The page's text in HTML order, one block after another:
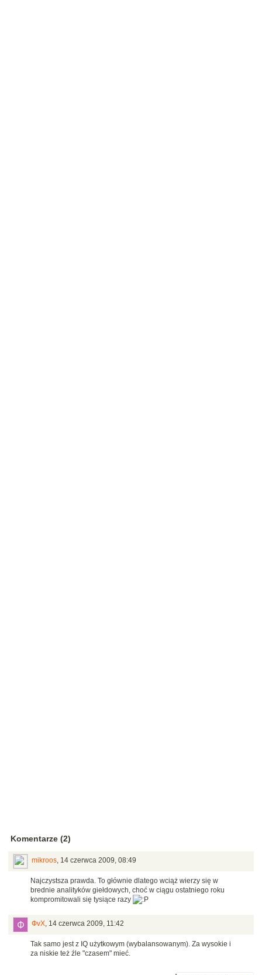
Komentarze (2)
mikroos, 14 czerwca 2009, 08:49
Najczystsza prawda. To głównie dlatego wciąż wierzy się w
brednie analityków giełdowych, choć w ciągu ostatniego roku
kompromitowali się tysiące razy
ФvХ, 14 czerwca 2009, 11:42
Tak samo jest z IQ użytkowym (wybalansowanym). Za wysokie i
za niskie też źle "czasem" mieć.